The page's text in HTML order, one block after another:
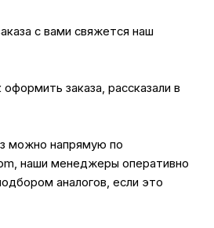
с вами свяжется наш
заказа, рассказали в
можно напрямую по
, наши менеджеры оперативно
аналогов, если это